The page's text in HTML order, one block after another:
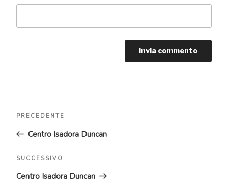
articoli
Articolo
precedente:
PRECEDENTE
Centro Isadora Duncan
Articolo
successivo
SUCCESSIVO
Centro Isadora Duncan